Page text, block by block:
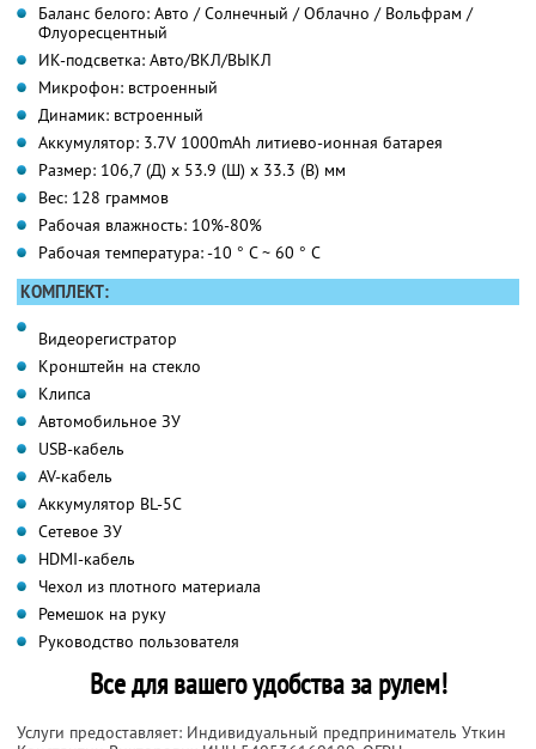
Баланс белого: Авто / Солнечный / Облачно / Вольфрам /
Флуоресцентный
ИК-подсветка: Авто/ВКЛ/ВЫКЛ
Микрофон: встроенный
Динамик: встроенный
Аккумулятор: 3.7V 1000mAh литиево-ионная батарея
Размер: 106,7 (Д) х 53.9 (Ш) х 33.3 (В) мм
Вес: 128 граммов
Рабочая влажность: 10%-80%
Рабочая температура: -10 ° C ~ 60 ° C
КОМПЛЕКТ:
Видеорегистратор
Кронштейн на стекло
Клипса
Автомобильное ЗУ
USB-кабель
AV-кабель
Аккумулятор BL-5C
Сетевое ЗУ
HDMI-кабель
Чехол из плотного материала
Ремешок на руку
Руководство пользователя
Все для вашего удобства за рулем!
Услуги предоставляет: Индивидуальный предприниматель Уткин